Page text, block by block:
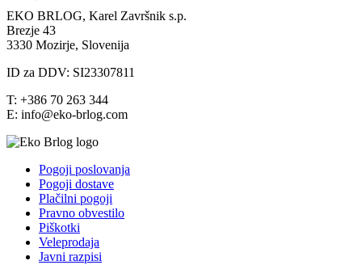
EKO BRLOG, Karel Završnik s.p.
Brezje 43
3330 Mozirje, Slovenija
ID za DDV: SI23307811
T: +386 70 263 344
E: info@eko-brlog.com
Pogoji poslovanja
Pogoji dostave
Plačilni pogoji
Pravno obvestilo
Piškotki
Veleprodaja
Javni razpisi